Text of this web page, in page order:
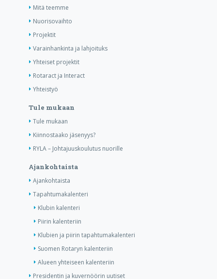
Mitä teemme
Nuorisovaihto
Projektit
Varainhankinta ja lahjoituks
Yhteiset projektit
Rotaract ja Interact
Yhteistyö
Tule mukaan
Tule mukaan
Kiinnostaako jäsenyys?
RYLA – Johtajuuskoulutus nuorille
Ajankohtaista
Ajankohtaista
Tapahtumakalenteri
Klubin kalenteri
Piirin kalenteriin
Klubien ja piirin tapahtumakalenteri
Suomen Rotaryn kalenteriin
Alueen yhteiseen kalenteriin
Presidentin ja kuvernöörin uutiset